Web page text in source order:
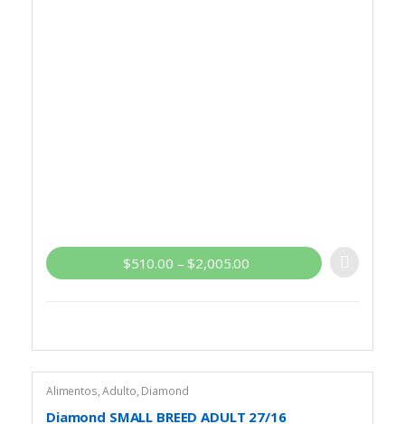
$510.00 – $2,005.00
Alimentos,Adulto, Diamond
Diamond SMALL BREED ADULT 27/16